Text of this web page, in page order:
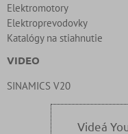
Elektromotory
Elektroprevodovky
Katalógy na stiahnutie
VIDEO
SINAMICS V20
Videá